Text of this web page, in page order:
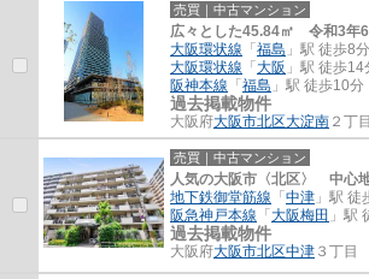
売買｜中古マンション
広々とした45.84㎡ 令和3年
大阪環状線 「 福島 」駅 徒歩8分
大阪環状線 「 大阪 」駅 徒歩14
阪神本線 「 福島 」駅 徒歩10分
過去掲載物件
大阪府大阪市北区大淀南 ２丁目
売買｜中古マンション
人気の大阪市〈北区〉 中心
地下鉄御堂筋線 「 中津 」駅 徒
阪急神戸本線 「 大阪梅田 」駅
過去掲載物件
大阪府大阪市北区中津 ３丁目